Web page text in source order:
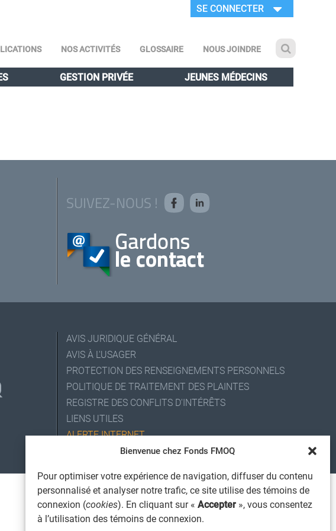
Bienvenue chez Fonds FMOQ
Pour optimiser votre expérience de navigation, diffuser du contenu
personnalisé et analyser notre trafic, ce site utilise des témoins de
connexion (cookies). En cliquant sur « Accepter », vous consentez
à l’utilisation des témoins de connexion.
SE CONNECTER
NOS ACTIVITÉS GLOSSAIRE NOUS JOINDRE
GESTION PRIVÉE JEUNES MÉDECINS
SUIVEZ-NOUS !
AVIS JURIDIQUE GÉNÉRAL
AVIS À L'USAGER
PROTECTION DES RENSEIGNEMENTS PERSONNELS
POLITIQUE DE TRAITEMENT DES PLAINTES
REGISTRE DES CONFLITS D'INTÉRÊTS
LIENS UTILES
ALERTE INTERNET
© 2026 Société de services financiers Fonds FMOQ inc.